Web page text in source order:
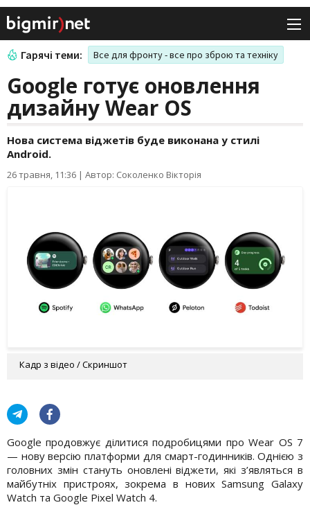
Гарячі теми: Все для фронту - все про зброю та техніку
Google готує оновлення
дизайну Wear OS
Нова система віджетів буде виконана у стилі
Android.
26 травня, 11:36 | Автор: Соколенко Вікторія
Кадр з відео / Скриншот
Google продовжує ділитися подробицями про Wear OS 7
— нову версію платформи для смарт-годинників. Однією з
головних змін стануть оновлені віджети, які з’являться в
майбутніх пристроях, зокрема в нових Samsung Galaxy
Watch та Google Pixel Watch 4.